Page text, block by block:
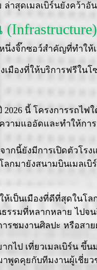
สุดเมลเบิร์นยังคว้าอั
งจิ๊กซอว์สำคัญที่ทำใ
มืองที่ให้บริการฟรีในโ
2026 นี้ โครงการรถไ
ามแออัดและทำให้การ
นี้ยังมีการเปิดตัวโรงแ
กมายังสนามบินเมลเบิ
เป็นเมืองที่ดีที่สุดในโ
รมที่หลากหลาย ไปจ
ารชมงานศิลปะ หรือส
กไป เที่ยวเมลเบิร์น
าพูดคุยกับทีมงานผู้เชี่